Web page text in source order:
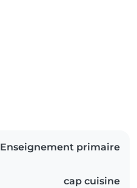
Enseignement primaire
cap cuisine